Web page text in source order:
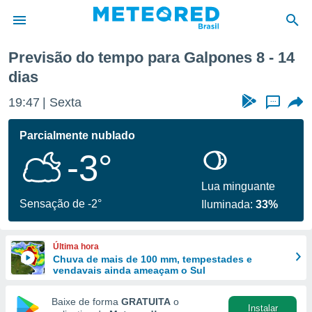
da
por
para
fornecidas
e
forma
Previsão do tempo para Galpones 8 - 14
dias
19:47 Sexta ...
Parcialmente nublado
-3°
Sensação de -2°
Lua minguante
Iluminada:33%
Última hora
Chuva de mais de 100 mm, tempestades e
vendavais ainda ameaçam o Sul
Baixe de forma GRATUITA o
Instalar